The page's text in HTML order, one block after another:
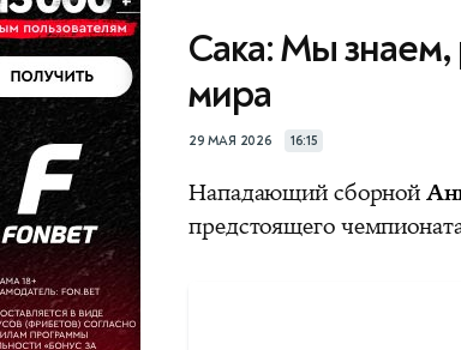
Сака: Мы знаем,
мира
29 МАЯ 2026 16:15
Нападающий сборной
предстоящего